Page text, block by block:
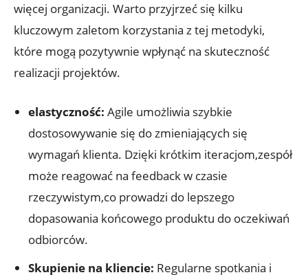
więcej organizacji. Warto przyjrzeć się kilku
kluczowym zaletom korzystania z tej metodyki,
które mogą pozytywnie wpłynąć na skuteczność
realizacji projektów.
elastyczność: Agile umożliwia szybkie
dostosowywanie się do zmieniających się
wymagań klienta. Dzięki krótkim iteracjom,zespół
może reagować na feedback w czasie
rzeczywistym,co prowadzi do lepszego
dopasowania końcowego produktu do oczekiwań
odbiorców.
Skupienie na kliencie: Regularne spotkania i